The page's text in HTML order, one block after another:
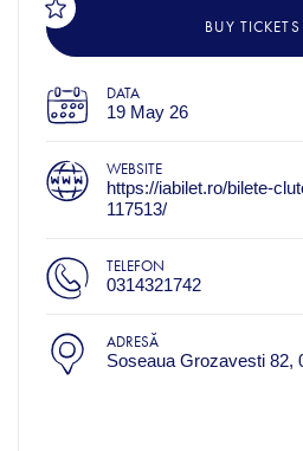
BUY TICKETS
DATA
19 May 26
WEBSITE
https://iabilet.ro/bilete-
117513/
TELEFON
0314321742
ADRESĂ
Soseaua Grozavesti 82,